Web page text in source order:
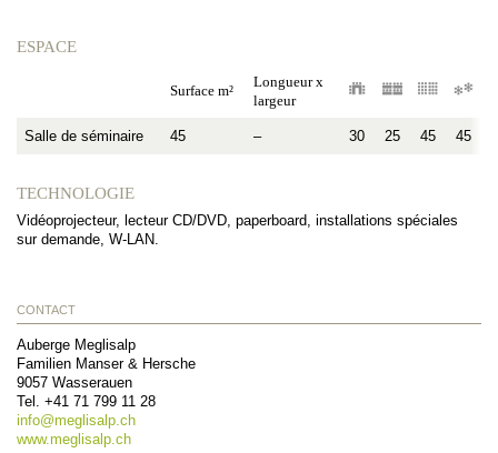
ESPACE
Surface m²
Longueur x
largeur
Salle de séminaire 45 – 30 25 45 45
TECHNOLOGIE
Vidéoprojecteur, lecteur CD/DVD, paperboard, installations spéciales
sur demande, W-LAN.
CONTACT
Auberge Meglisalp
Familien Manser & Hersche
9057 Wasserauen
Tel. +41 71 799 11 28
info@meglisalp.ch
www.meglisalp.ch